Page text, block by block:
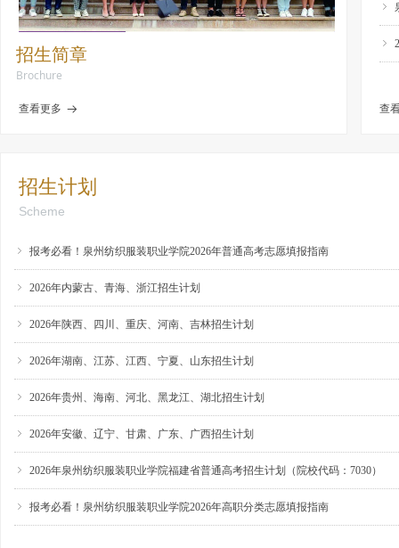
招生简章
Brochure
查看更多 뀠 查
ꁇ
ꁇ
招生计划
Scheme
ꁇ 报考必看！泉州纺织服装职业学院2026年普通高考志愿填报指南
ꁇ 2026年内蒙古、青海、浙江招生计划
ꁇ 2026年陕西、四川、重庆、河南、吉林招生计划
ꁇ 2026年湖南、江苏、江西、宁夏、山东招生计划
ꁇ 2026年贵州、海南、河北、黑龙江、湖北招生计划
ꁇ 2026年安徽、辽宁、甘肃、广东、广西招生计划
ꁇ 2026年泉州纺织服装职业学院福建省普通高考招生计划（院校代码：7030）
ꁇ 报考必看！泉州纺织服装职业学院2026年高职分类志愿填报指南